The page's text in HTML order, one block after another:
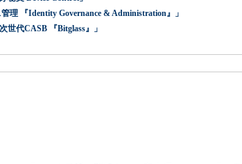
理 『Identity Governance & Administration』」
世代CASB 『Bitglass』」